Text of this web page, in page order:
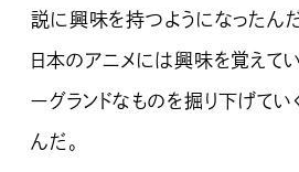
説に興味を持つようになったん
日本のアニメには興味を覚えて
ーグランドなものを掘り下げてい
んだ。